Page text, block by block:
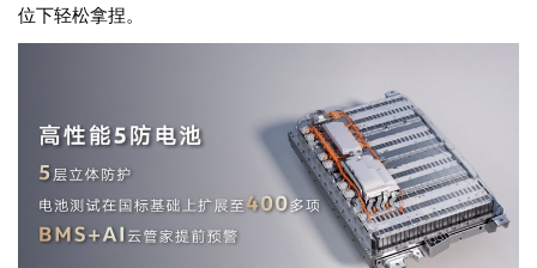
位下轻松拿捏。